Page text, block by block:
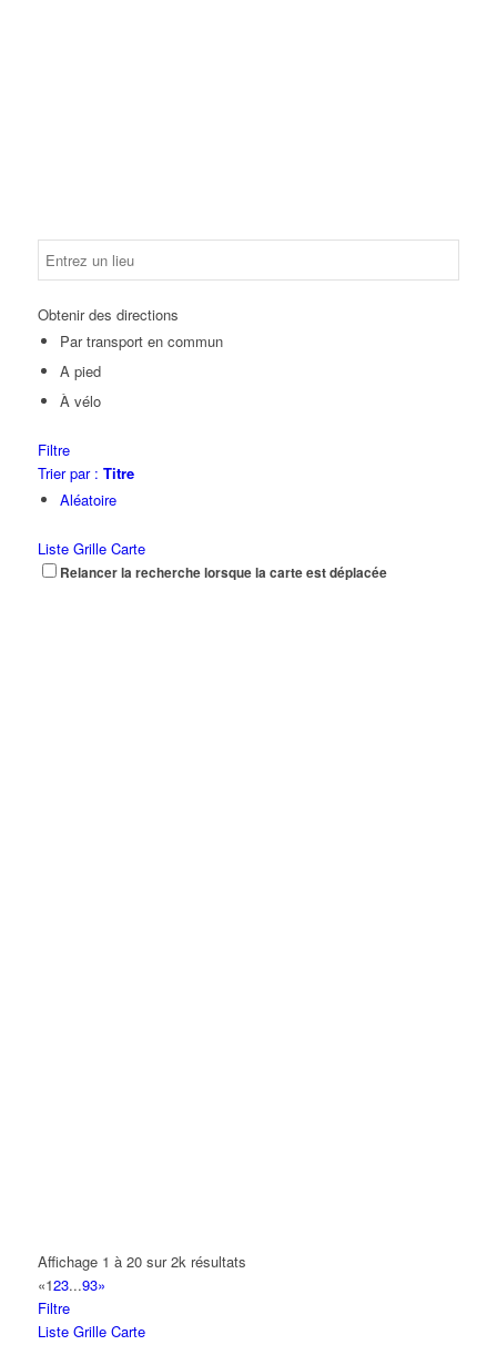
Obtenir des directions
Par transport en commun
A pied
À vélo
Filtre
Trier par : Titre
Aléatoire
Liste Grille Carte
Relancer la recherche lorsque la carte est déplacée
Affichage 1 à 20 sur 2k résultats
«123...93»
Filtre
Liste Grille Carte